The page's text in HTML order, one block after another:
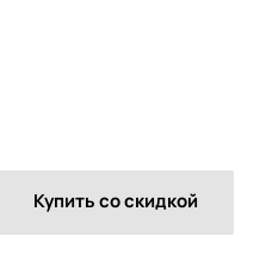
Купить со скидкой